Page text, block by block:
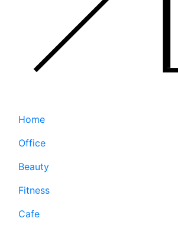
Home
Office
Beauty
Fitness
Cafe